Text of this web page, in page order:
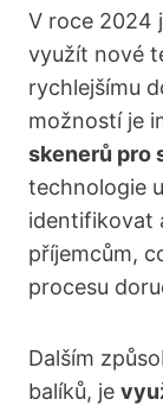
V roce 2024
využít nové
rychlejšímu
možností je
skenerů pro
technologie
identifikovat
příjemcům,
procesu‌
Dalším​
balíků, je